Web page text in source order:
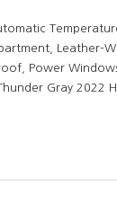
Leather-
Power
Gray 2022